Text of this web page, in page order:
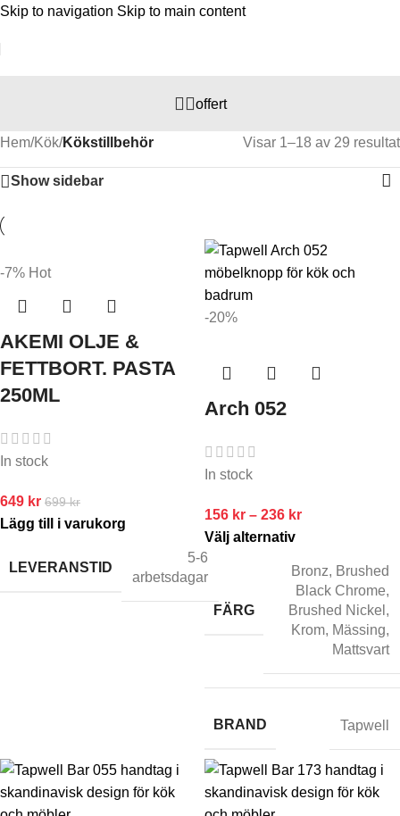
Skip to navigation Skip to main content
offert
Hem/Kök/Kökstillbehör Visar 1–18 av 29 resultat
Show sidebar
-7% Hot
AKEMI OLJE &
FETTBORT. PASTA
250ML
In stock
649 kr 699kr
Lägg till i varukorg
LEVERANSTID
5-6
arbetsdagar
-20%
Arch 052
In stock
156 kr – 236 kr
Välj alternativ
FÄRG
Bronz, Brushed
Black Chrome,
Brushed Nickel ,
Krom, Mässing,
Mattsvart
BRAND Tapwell